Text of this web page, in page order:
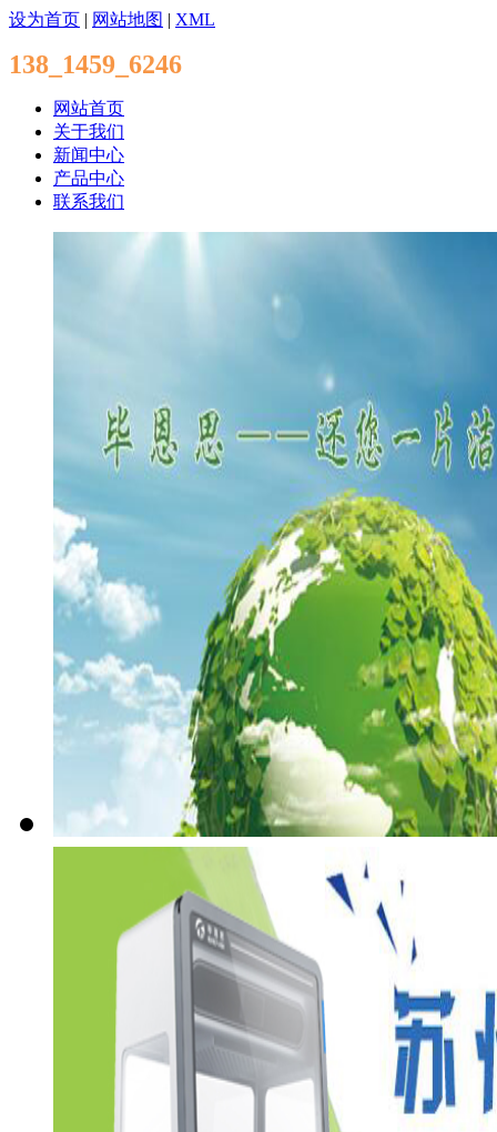
设为首页 | 网站地图 | XML
138_1459_6246
网站首页
关于我们
新闻中心
产品中心
联系我们